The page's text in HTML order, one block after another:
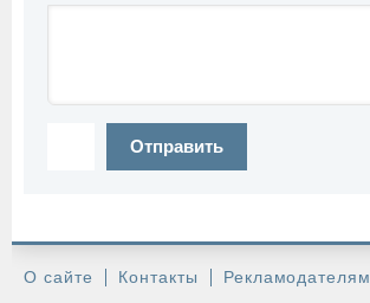
Отправить
О сайте Контакты Рекламодателям